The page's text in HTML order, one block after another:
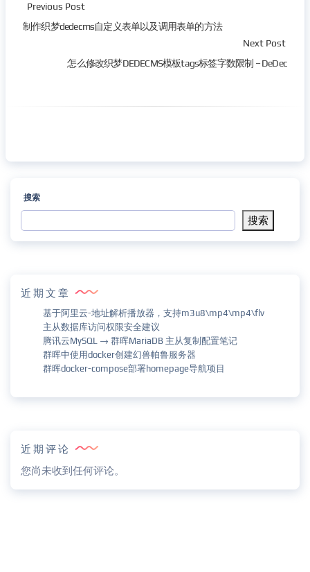
Previous Post
制作织梦dedecms自定义表单以及调用表单的方法
Next Post
怎么修改织梦DEDECMS模板tags标签字数限制 – DeDec
搜索
搜索
近期文章
基于阿里云-地址解析播放器，支持m3u8\mp4\mp4\flv
主从数据库访问权限安全建议
腾讯云MySQL → 群晖MariaDB 主从复制配置笔记
群晖中使用docker创建幻兽帕鲁服务器
群晖docker-compose部署homepage导航项目
近期评论
您尚未收到任何评论。